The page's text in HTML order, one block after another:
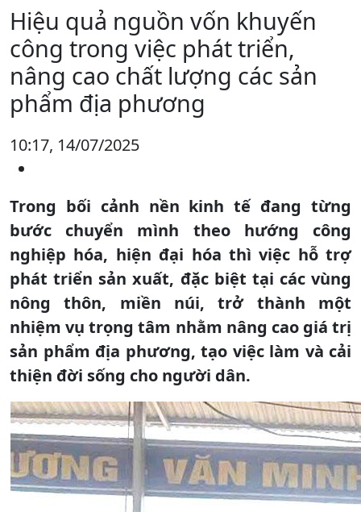
Hiệu quả nguồn vốn khuyến
công trong việc phát triển,
nâng cao chất lượng các sản
phẩm địa phương
10:17, 14/07/2025
Trong bối cảnh nền kinh tế đang từng
bước chuyển mình theo hướng công
nghiệp hóa, hiện đại hóa thì việc hỗ trợ
phát triển sản xuất, đặc biệt tại các vùng
nông thôn, miền núi, trở thành một
nhiệm vụ trọng tâm nhằm nâng cao giá trị
sản phẩm địa phương, tạo việc làm và cải
thiện đời sống cho người dân.